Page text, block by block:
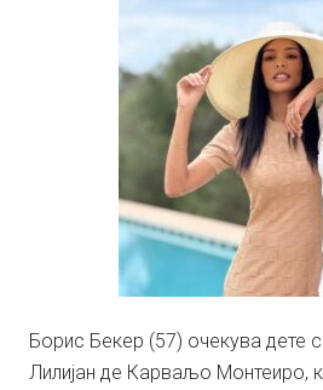
Борис Бекер (57) очекува дете
Лилијан де Карваљо Монтеиро,